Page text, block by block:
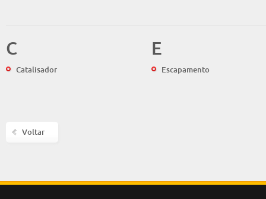
C
Catalisador
E
Escapamento
Voltar